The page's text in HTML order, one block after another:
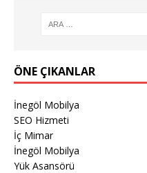
ÖNE ÇIKANLAR
İnegöl Mobilya
SEO Hizmeti
İç Mimar
İnegöl Mobilya
Yük Asansörü